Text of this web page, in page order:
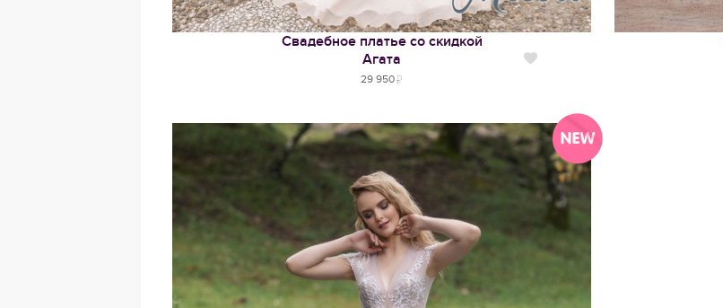
Свадебное платье со скидкой
Агата
29 950